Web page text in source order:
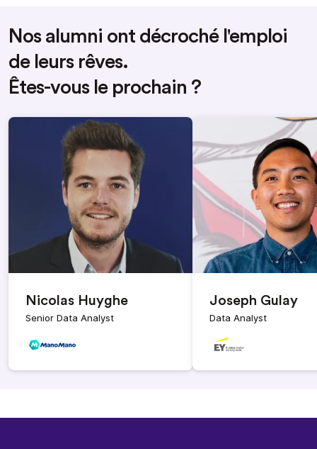
Nos alumni ont décroché l'emploi
de leurs rêves.
Êtes-vous le prochain ?
Nicolas Huyghe
Senior Data Analyst
Joseph Gulay
Data Analyst